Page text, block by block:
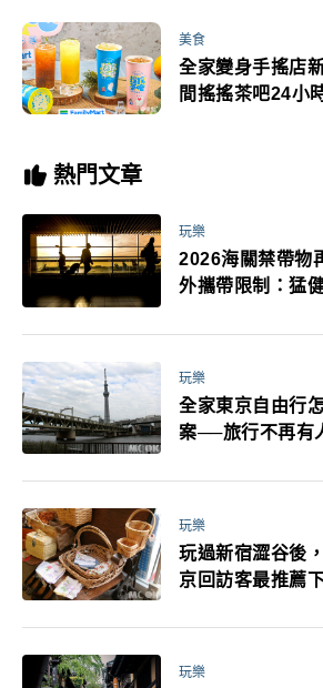
美食
全家變身手搖店
間搖搖茶吧24小
熱門文章
玩樂
2026海關禁帶物
外攜帶限制：猛
萬！注意事項一
玩樂
全家東京自由行
案──旅行不再有
玩樂
玩過新宿澀谷後
京回訪客最推薦
玩樂